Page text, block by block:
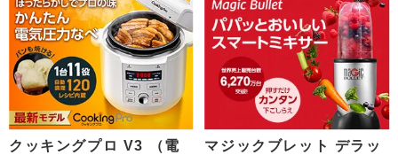
クッキングプロ V3 （電
マジックブレット デラッ